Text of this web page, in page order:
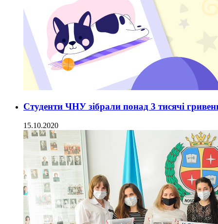
Студенти ЧНУ зібрали понад 3 тисячі
15.10.2020